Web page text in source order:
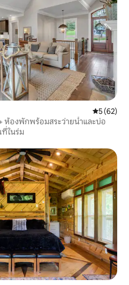
คะแนนเฉลี่
5 (62)
ห้องพักพร้อมสระว่ายน้ำและบ่อ
ในร่ม